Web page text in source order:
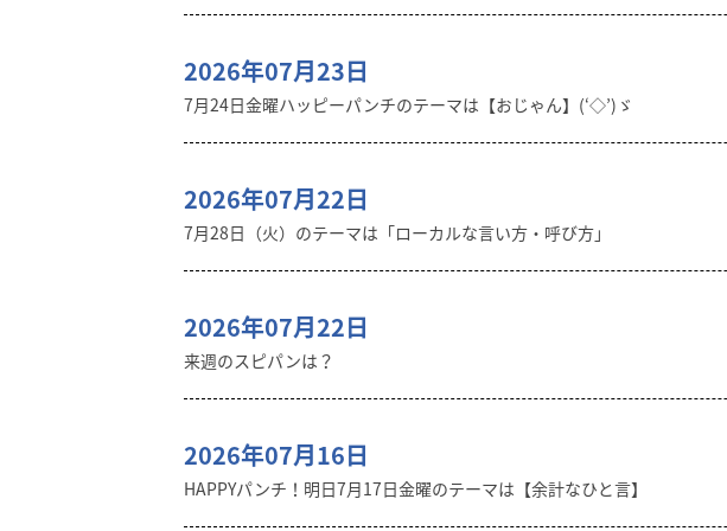
2026年07月23日
7月24日金曜ハッピーパンチのテーマは【おじゃん】(‘◇’)ゞ
2026年07月22日
7月28日（火）のテーマは「ローカルな言い方・呼び方」
2026年07月22日
来週のスピパンは？
2026年07月16日
HAPPYパンチ！明日7月17日金曜のテーマは【余計なひと言】